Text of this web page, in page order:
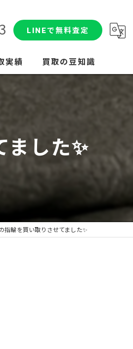
LINEで無料査定
実績 買取の豆知識
ました✨
指輪を買い取りさせてました✨